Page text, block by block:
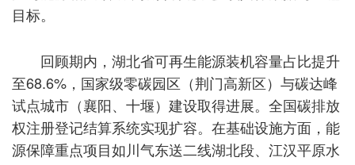
目标。
回顾期内，湖北省可再生能源装机容量占比提升
至68.6%，国家级零碳园区（荆门高新区）与碳达峰
试点城市（襄阳、十堰）建设取得进展。全国碳排放
权注册登记结算系统实现扩容。在基础设施方面，能
源保障重点项目如川气东送二线湖北段、江汉平原水